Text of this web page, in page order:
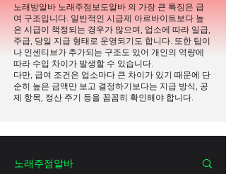
노래방알바 노래주점보도알바 의 가장 큰 특징은 급
여 구조입니다. 일반적인 시급제 아르바이트보다 높
은 시급이 책정되는 경우가 많으며, 업소에 따라 일급,
주급, 당일 지급 형태로 운영되기도 합니다. 또한 팁이
나 인센티브가 추가되는 구조도 있어 개인의 역량에
따라 수입 차이가 발생할 수 있습니다.
다만, 급여 조건은 업소마다 큰 차이가 있기 때문에 단
순히 높은 금액만 보고 결정하기보다는 지급 방식, 공
제 항목, 정산 주기 등을 꼼꼼히 확인해야 합니다.
노래주점알바